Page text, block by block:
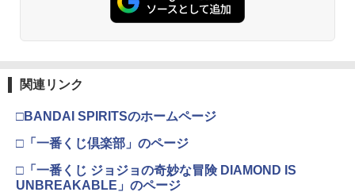
関連リンク
□BANDAI SPIRITSのホームページ
□「一番くじ倶楽部」のページ
□「一番くじ ジョジョの奇妙な冒険 DIAMOND IS
UNBREAKABLE」のページ